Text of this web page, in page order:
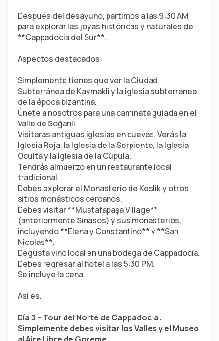
Después del desayuno, partimos a las 9:30 AM
para explorar las joyas históricas y naturales de
**Cappadocia del Sur**.
Aspectos destacados:
Simplemente tienes que ver la Ciudad
Subterránea de Kaymakli y la iglesia subterránea
de la época bizantina.
Únete a nosotros para una caminata guiada en el
Valle de Soğanlı.
Visitarás antiguas iglesias en cuevas. Verás la
Iglesia Roja, la Iglesia de la Serpiente, la Iglesia
Oculta y la Iglesia de la Cúpula.
Tendrás almuerzo en un restaurante local
tradicional.
Debes explorar el Monasterio de Keslik y otros
sitios monásticos cercanos.
Debes visitar **Mustafapaşa Village**
(anteriormente Sinasos) y sus monasterios,
incluyendo **Elena y Constantino** y **San
Nicolás**.
Degusta vino local en una bodega de Cappadocia.
Debes regresar al hotel a las 5:30 PM.
Se incluye la cena.
Así es.
Día 3 – Tour del Norte de Cappadocia:
Simplemente debes visitar los Valles y el Museo